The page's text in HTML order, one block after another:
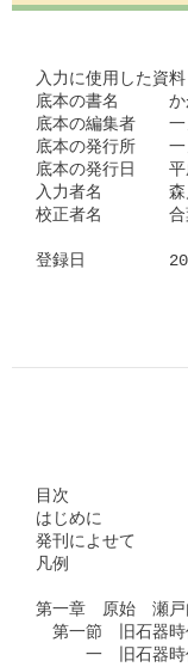
入力に使用した資料
底本の書名　　　
底本の編集者　　
底本の発行所　　
底本の発行日　　
入力者名　　　　
校正者名　　　　
登録日　　　　　
目次
はじめに
発刊によせて
凡例
第一章　原始　瀬
第一節　旧石器時
一　旧石器時